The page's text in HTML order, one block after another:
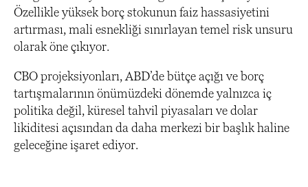
Özellikle yüksek borç stokunun faiz hassasiyetini
artırması, mali esnekliği sınırlayan temel risk unsuru
olarak öne çıkıyor.
CBO projeksiyonları, ABD’de bütçe açığı ve borç
tartışmalarının önümüzdeki dönemde yalnızca iç
politika değil, küresel tahvil piyasaları ve dolar
likiditesi açısından da daha merkezi bir başlık haline
geleceğine işaret ediyor.